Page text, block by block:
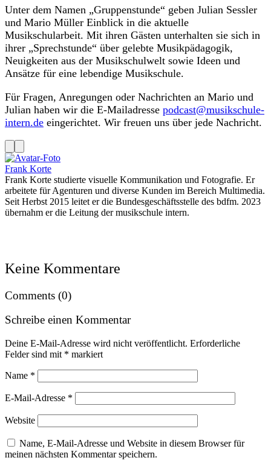
Unter dem Namen „Gruppenstunde“ geben Julian Sessler
und Mario Müller Einblick in die aktuelle
Musikschularbeit. Mit ihren Gästen unterhalten sie sich in
ihrer „Sprechstunde“ über gelebte Musikpädagogik,
Neuigkeiten aus der Musikschulwelt sowie Ideen und
Ansätze für eine lebendige Musikschule.
Für Fragen, Anregungen oder Nachrichten an Mario und
Julian haben wir die E-Mailadresse podcast@musikschule-
intern.de eingerichtet. Wir freuen uns über jede Nachricht.
Frank Korte
Frank Korte studierte visuelle Kommunikation und Fotografie. Er
arbeitete für Agenturen und diverse Kunden im Bereich Multimedia.
Seit Herbst 2015 leitet er die Bundesgeschäftsstelle des bdfm. 2023
übernahm er die Leitung der musikschule intern.
Keine Kommentare
Comments (0)
Schreibe einen Kommentar
Deine E-Mail-Adresse wird nicht veröffentlicht. Erforderliche
Felder sind mit * markiert
Name *
E-Mail-Adresse *
Website
Name, E-Mail-Adresse und Website in diesem Browser für
meinen nächsten Kommentar speichern.